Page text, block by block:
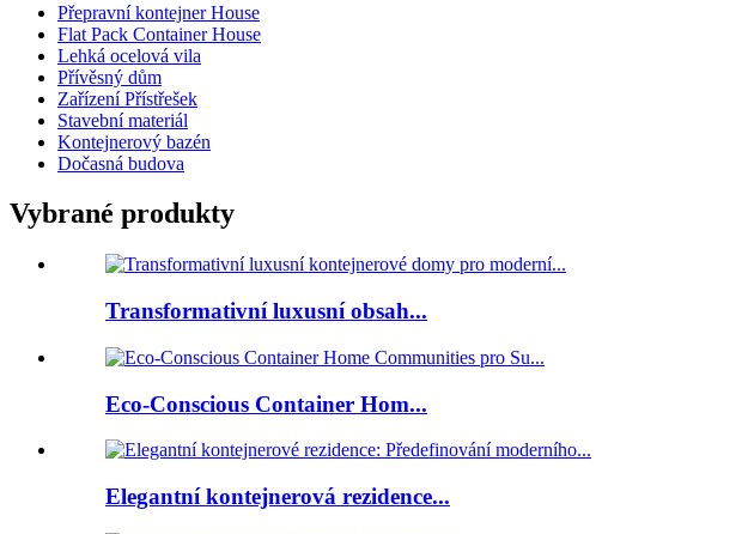
Přepravní kontejner House
Flat Pack Container House
Lehká ocelová vila
Přívěsný dům
Zařízení Přístřešek
Stavební materiál
Kontejnerový bazén
Dočasná budova
Vybrané produkty
Transformativní luxusní obsah...
Eco-Conscious Container Hom...
Elegantní kontejnerová rezidence...